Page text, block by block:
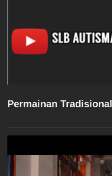
Permainan